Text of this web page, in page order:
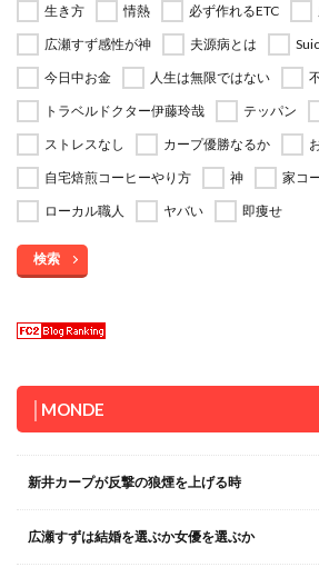
生き方
情熱 必ず作れるETC
広瀬すず感性が神
夫源病とは
今日中お金
人生は無限ではない
トラベルドクター伊藤玲哉
テッパン
ストレスなし
カープ優勝なるか
自宅焙煎コーヒーやり方
神 家コ
ローカル職人
ヤバい 即痩せ
検索
│MONDE
新井カープが反撃の狼煙を上げる時
広瀬すずは結婚を選ぶか女優を選ぶか